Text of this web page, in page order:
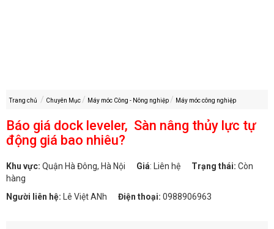
Trang chủ Chuyên Mục Máy móc Công - Nông nghiệp Máy móc công nghiệp
Báo giá dock leveler, Sàn nâng thủy lực tự
động giá bao nhiêu?
Khu vực: Quận Hà Đông, Hà Nội Giá: Liên hệ Trạng thái: Còn
hàng
Người liên hệ: Lê Việt ANh Điện thoại: 0988906963